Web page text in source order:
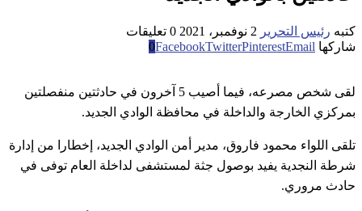
كتبه رئيس التحرير 2 نوفمبر، 2021
0 تعليقات
شاركها
0FacebookTwitterPinterestEmail
لقى شخص مصرعه، فيما أصيب 5 آخرون في حادثتين منفصلتين
بمركزي الخارجة والداخلة في محافظة الوادي الجديد.
تلقى اللواء محمود فاروق، مدير أمن الوادي الجديد، إخطارا من إدارة
شرطة النجدية يفيد بوصول جثة لمستشفى لداخلة العام توفى في
حادث مروري.